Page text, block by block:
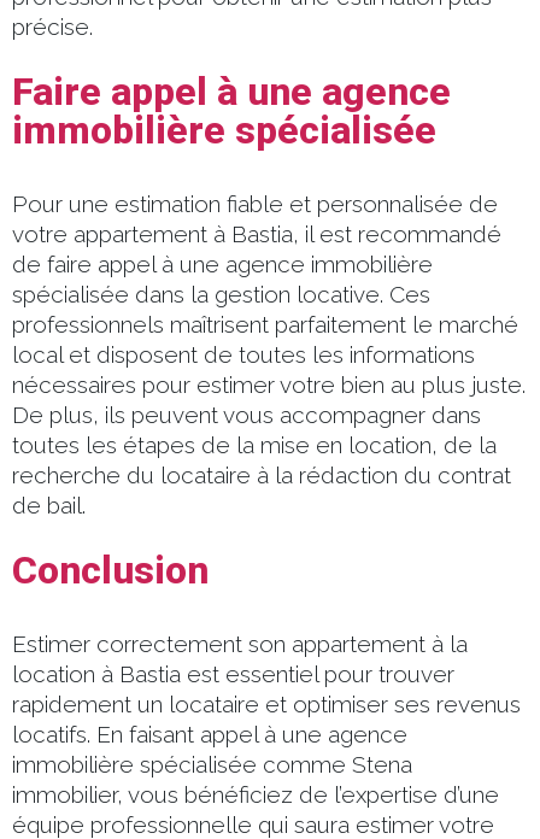
précise.
Faire appel à une agence
immobilière spécialisée
Pour une estimation fiable et personnalisée de
votre appartement à Bastia, il est recommandé
de faire appel à une agence immobilière
spécialisée dans la gestion locative. Ces
professionnels maîtrisent parfaitement le marché
local et disposent de toutes les informations
nécessaires pour estimer votre bien au plus juste.
De plus, ils peuvent vous accompagner dans
toutes les étapes de la mise en location, de la
recherche du locataire à la rédaction du contrat
de bail.
Conclusion
Estimer correctement son appartement à la
location à Bastia est essentiel pour trouver
rapidement un locataire et optimiser ses revenus
locatifs. En faisant appel à une agence
immobilière spécialisée comme Stena
immobilier, vous bénéficiez de l’expertise d’une
équipe professionnelle qui saura estimer votre